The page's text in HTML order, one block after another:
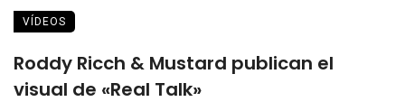
VÍDEOS
Roddy Ricch & Mustard publican el
visual de «Real Talk»